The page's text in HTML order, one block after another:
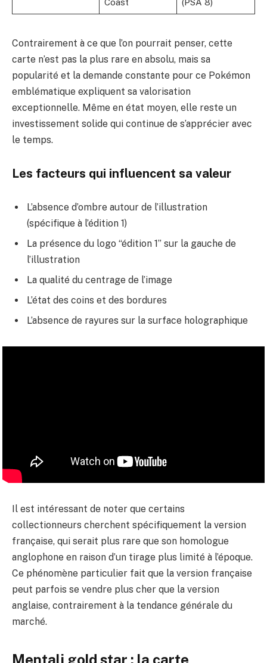
Coast
(PSA 8)
Contrairement à ce que l’on pourrait penser, cette
carte n’est pas la plus rare en absolu, mais sa
popularité et la demande constante pour ce Pokémon
emblématique expliquent sa valorisation
exceptionnelle. Même en état moyen, elle reste un
investissement solide qui continue de s’apprécier avec
le temps.
Les facteurs qui influencent sa valeur
L’absence d’ombre autour de l’illustration
(spécifique à l’édition 1)
La présence du logo “édition 1” sur la gauche de
l’illustration
La qualité du centrage de l’image
L’état des coins et des bordures
L’absence de rayures sur la surface holographique
Il est intéressant de noter que certains
collectionneurs cherchent spécifiquement la version
française, qui serait plus rare que son homologue
anglophone en raison d’un tirage plus limité à l’époque.
Ce phénomène particulier fait que la version française
peut parfois se vendre plus cher que la version
anglaise, contrairement à la tendance générale du
marché.
Mentali gold star : la carte